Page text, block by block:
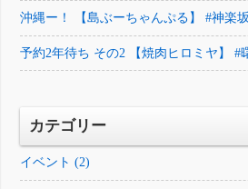
沖縄ー！ 【島ぶーちゃんぷる】 #神楽坂
予約2年待ち その2 【焼肉ヒロミヤ】 #
カテゴリー
イベント (2)